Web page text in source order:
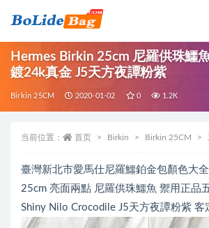
Hermes Birkin 25cm 尼羅供珠鱷
鍍24k真金 J5天方夜譚粉紫
Birkin 25CM 2020-01-02 0 1.2K
当前位置： 首页 Birkin Birkin 25CM
臺灣新北市愛馬仕尼羅鱷鉑金包顏色大
25cm 亮面兩點 尼羅供珠鱷魚 禦用正品
Shiny Nilo Crocodile J5天方夜譚粉紫 客